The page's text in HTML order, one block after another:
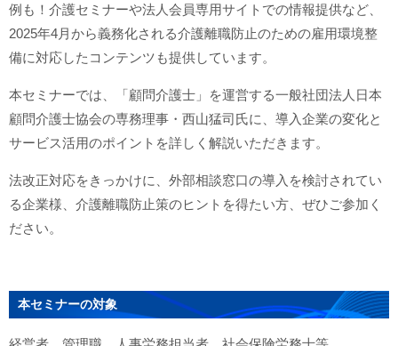
例も！介護セミナーや法人会員専用サイトでの情報提供など、
2025年4月から義務化される介護離職防止のための雇用環境整
備に対応したコンテンツも提供しています。
本セミナーでは、「顧問介護士」を運営する一般社団法人日本
顧問介護士協会の専務理事・西山猛司氏に、導入企業の変化と
サービス活用のポイントを詳しく解説いただきます。
法改正対応をきっかけに、外部相談窓口の導入を検討されてい
る企業様、介護離職防止策のヒントを得たい方、ぜひご参加く
ださい。
本セミナーの対象